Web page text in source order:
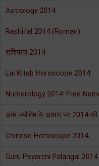
Astrology 2014
Rashifal 2014 (Roman)
राशिफल 2014
Lal Kitab Horoscope 2014
Numerology 2014: Free
अंक ज्योतिष के आधार पर 2014 की
Chinese Horoscope 2014
Guru Peyarchi Palangal 2014